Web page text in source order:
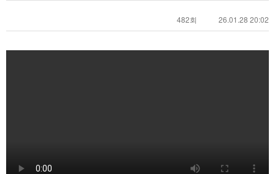
482회 26.01.28 20:02